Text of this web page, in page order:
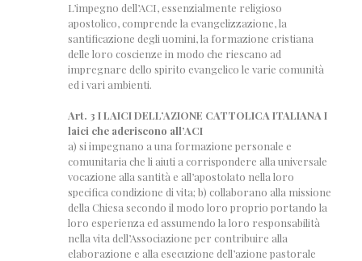
L’impegno dell’ACI, essenzialmente religioso
apostolico, comprende la evangelizzazione, la
santificazione degli uomini, la formazione cristiana
delle loro coscienze in modo che riescano ad
impregnare dello spirito evangelico le varie comunità
ed i vari ambienti.
Art. 3 I LAICI DELL’AZIONE CATTOLICA ITALIANA I
laici che aderiscono all’ACI
a) si impegnano a una formazione personale e
comunitaria che li aiuti a corrispondere alla universale
vocazione alla santità e all’apostolato nella loro
specifica condizione di vita; b) collaborano alla missione
della Chiesa secondo il modo loro proprio portando la
loro esperienza ed assumendo la loro responsabilità
nella vita dell’Associazione per contribuire alla
elaborazione e alla esecuzione dell’azione pastorale